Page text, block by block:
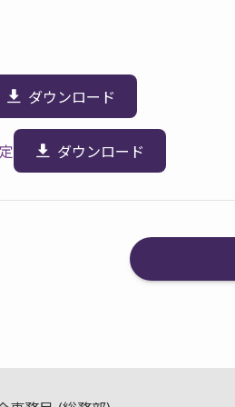
ダウンロード
ダウンロード